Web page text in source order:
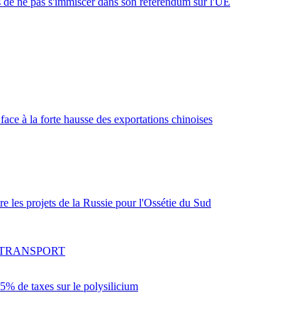
à la forte hausse des exportations chinoises
les projets de la Russie pour l'Ossétie du Sud
de taxes sur le polysilicium